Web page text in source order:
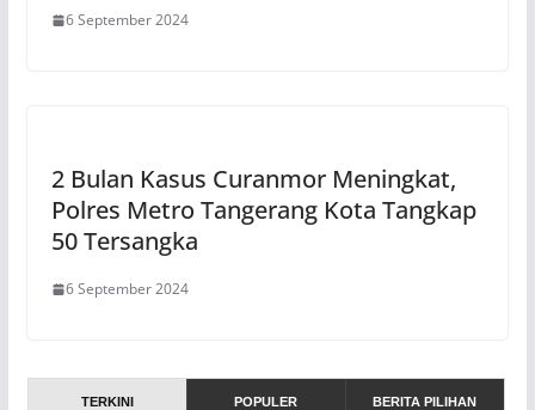
6 September 2024
2 Bulan Kasus Curanmor Meningkat,
Polres Metro Tangerang Kota Tangkap
50 Tersangka
6 September 2024
TERKINI POPULER BERITA PILIHAN